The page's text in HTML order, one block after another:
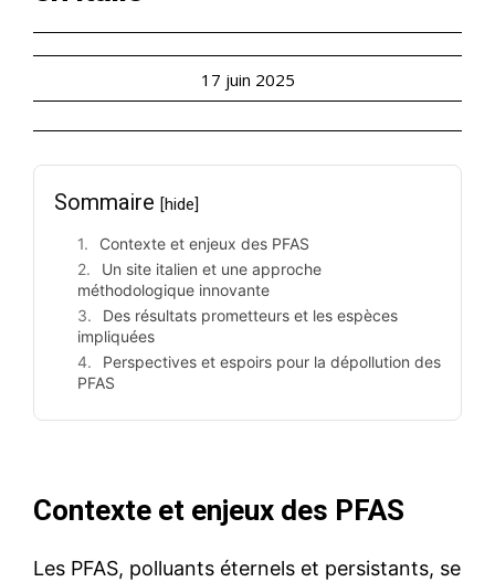
17 juin 2025
Sommaire [hide]
Contexte et enjeux des PFAS
Un site italien et une approche
méthodologique innovante
Des résultats prometteurs et les espèces
impliquées
Perspectives et espoirs pour la dépollution des
PFAS
Contexte et enjeux des PFAS
Les PFAS, polluants éternels et persistants, se